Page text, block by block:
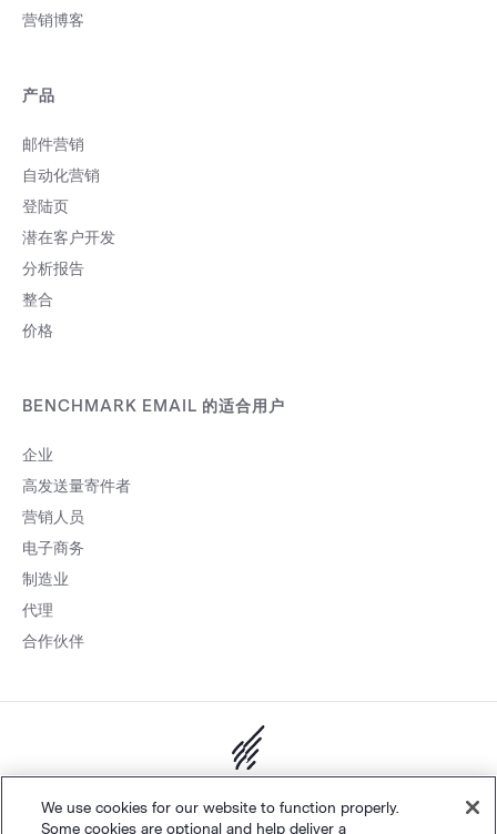
营销博客
产品
邮件营销
自动化营销
登陆页
潜在客户开发
分析报告
整合
价格
BENCHMARK EMAIL 的适合用户
企业
高发送量寄件者
营销人员
电子商务
制造业
代理
合作伙伴
We use cookies for our website to function properly.
Some cookies are optional and help deliver a